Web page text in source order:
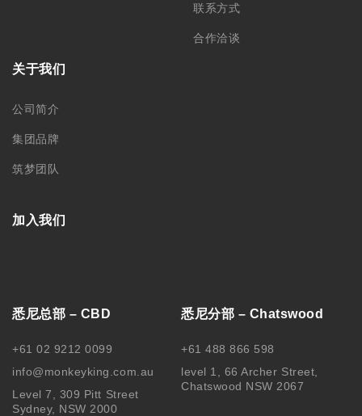
联系方式
合作洽谈
关于我们
公司简介
集团品牌
筑梦团队
加入我们
悉尼总部 – CBD
+61 02 9212 0099
info@monkeyking.com.au
Level 7, 309 Pitt Street
Sydney, NSW 2000
悉尼分部 – Chatswood
+61 488 866 598
level 1, 66 Archer Street,
Chatswood NSW 2067